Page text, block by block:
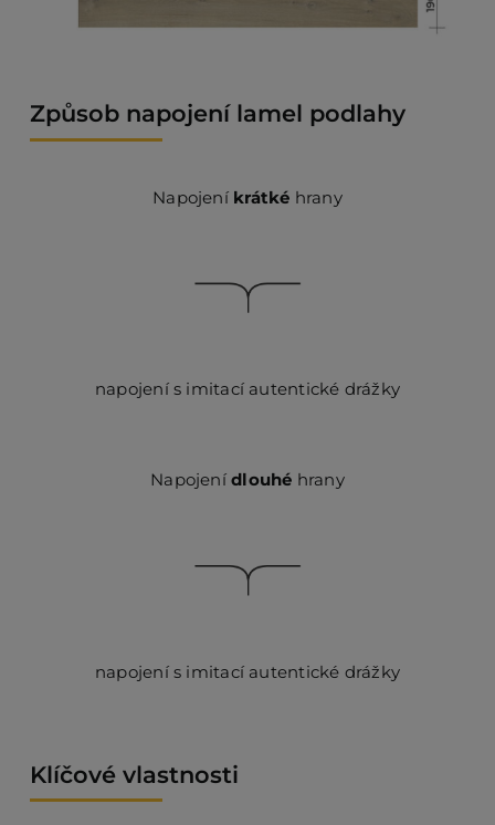
Způsob napojení lamel podlahy
Napojení krátké hrany
napojení s imitací autentické drážky
Napojenídlouhé hrany
napojení s imitací autentické drážky
Klíčové vlastnosti